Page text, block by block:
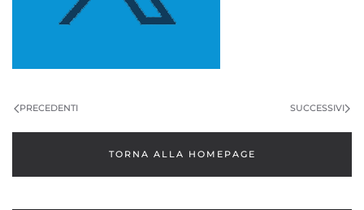
PRECEDENTI SUCCESSIVI
TORNA ALLA HOMEPAGE